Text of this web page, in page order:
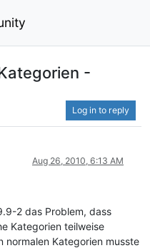
-
Log in to reply
Aug 26, 2010, 6:13 AM
2 das Problem, dass
Kategorien teilweise
Kategorien musste